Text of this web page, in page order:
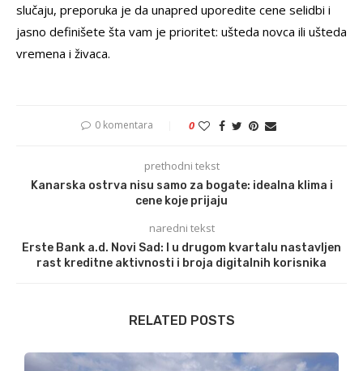
slučaju, preporuka je da unapred uporedite cene selidbi i
jasno definišete šta vam je prioritet: ušteda novca ili ušteda
vremena i živaca.
0 komentara 0
prethodni tekst
Kanarska ostrva nisu samo za bogate: idealna klima i
cene koje prijaju
naredni tekst
Erste Bank a.d. Novi Sad: I u drugom kvartalu nastavljen
rast kreditne aktivnosti i broja digitalnih korisnika
RELATED POSTS